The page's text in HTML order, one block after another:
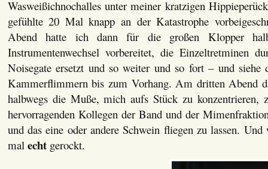
Wasweißichnochalles unter meiner kratzigen
gefühlte 20 Mal knapp an der Katastrophe
Abend hatte ich dann für die großen Klopper
Instrumentenwechsel vorbereitet, die Einzeltretminen
Noisegate ersetzt und so weiter und so fort – und siehe
Kammerflimmern bis zum Vorhang. Am dritten Abend
halbwegs die Muße, mich aufs Stück zu konzentrieren,
hervorragenden Kollegen der Band und der
und das eine oder andere Schwein fliegen zu lassen.
mal echtgerockt.